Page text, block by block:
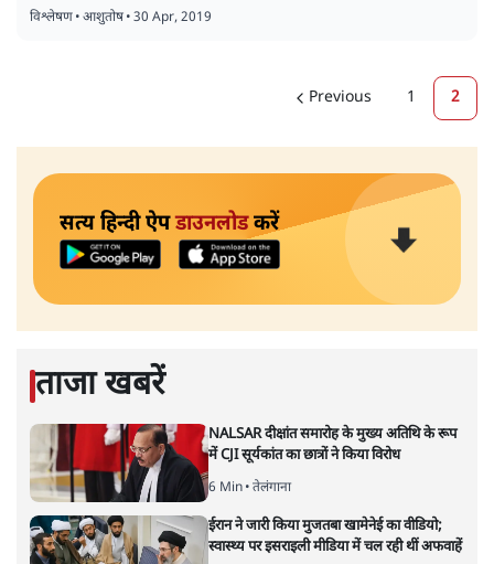
विश्लेषण•आशुतोष•30 Apr, 2019
Previous 1 2
सत्य हिन्दी ऐपडाउनलोडकरें
ताजा खबरें
NALSAR दीक्षांत समारोह के मुख्य अतिथि के रूप
में CJI सूर्यकांत का छात्रों ने किया विरोध
6 Min• तेलंगाना
ईरान ने जारी किया मुजतबा खामेनेई का वीडियो;
स्वास्थ्य पर इसराइली मीडिया में चल रही थीं अफवाहें